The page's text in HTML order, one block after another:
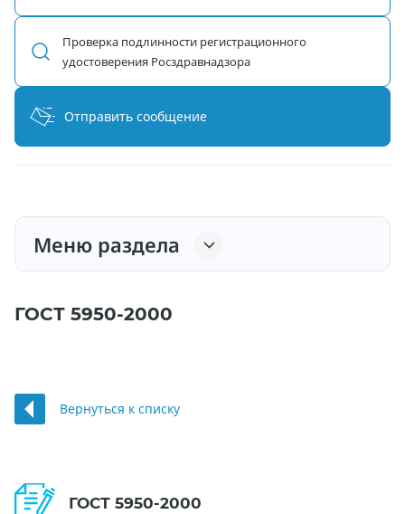
Проверка подлинности регистрационного
удостоверения Росздравнадзора
Отправить сообщение
Меню раздела
ГОСТ 5950-2000
Вернуться к списку
ГОСТ 5950-2000